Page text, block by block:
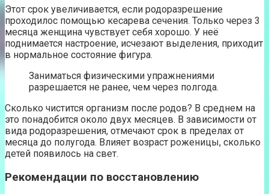
Этот срок увеличивается, если родоразрешение
проходилос помощью кесарева сечения. Только через 3
месяца женщина чувствует себя хорошо. У неё
поднимается настроение, исчезают выделения, приходит
в нормальное состояние фигура.
Заниматься физическими упражнениями
разрешается не ранее, чем через полгода.
Сколько чистится организм после родов? В среднем на
это понадобится около двух месяцев. В зависимости от
вида родоразрешения, отмечают срок в пределах от
месяца до полугода. Влияет возраст роженицы, сколько
детей появилось на свет.
Рекомендации по восстановлению